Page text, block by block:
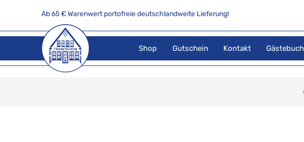
Ab 65 € Warenwert portofreie deutschlandweite Lieferung!
Shop Gutschein Kontakt Gästebuch